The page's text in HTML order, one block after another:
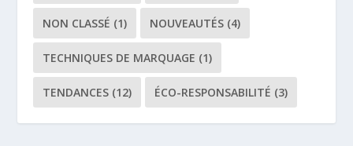
NON CLASSÉ (1) NOUVEAUTÉS (4)
TECHNIQUES DE MARQUAGE (1)
TENDANCES (12) ÉCO-RESPONSABILITÉ (3)